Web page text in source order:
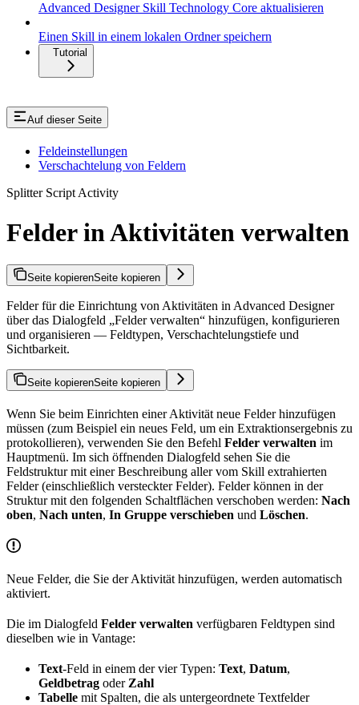
Advanced Designer Skill Technology Core aktualisieren
Einen Skill in einem lokalen Ordner speichern
Tutorial
Auf dieser Seite
Feldeinstellungen
Verschachtelung von Feldern
Splitter Script Activity
Felder in Aktivitäten verwalten
Seite kopierenSeite kopieren
Felder für die Einrichtung von Aktivitäten in Advanced Designer
über das Dialogfeld „Felder verwalten“ hinzufügen, konfigurieren
und organisieren — Feldtypen, Verschachtelungstiefe und
Sichtbarkeit.
Seite kopierenSeite kopieren
Wenn Sie beim Einrichten einer Aktivität neue Felder hinzufügen
müssen (zum Beispiel ein neues Feld, um ein Extraktionsergebnis zu
protokollieren), verwenden Sie den Befehl Felder verwalten im
Hauptmenü. Im sich öffnenden Dialogfeld sehen Sie die
Feldstruktur mit einer Beschreibung aller vom Skill extrahierten
Felder (einschließlich versteckter Felder). Felder können in der
Struktur mit den folgenden Schaltflächen verschoben werden: Nach
oben, Nach unten, In Gruppe verschieben und Löschen.
Neue Felder, die Sie der Aktivität hinzufügen, werden automatisch
aktiviert.
Die im Dialogfeld Felder verwalten verfügbaren Feldtypen sind
dieselben wie in Vantage:
Text-Feld in einem der vier Typen: Text, Datum,
Geldbetrag oder Zahl
Tabelle mit Spalten, die als untergeordnete Textfelder